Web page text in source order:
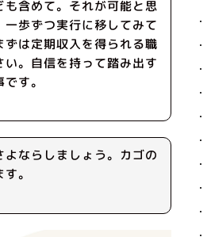
も含めて。それが可能と思
一歩ずつ実行に移してみて
ずは定期収入を得られる職
い。自信を持って踏み出す
す。
よならしましょう。カゴの
。